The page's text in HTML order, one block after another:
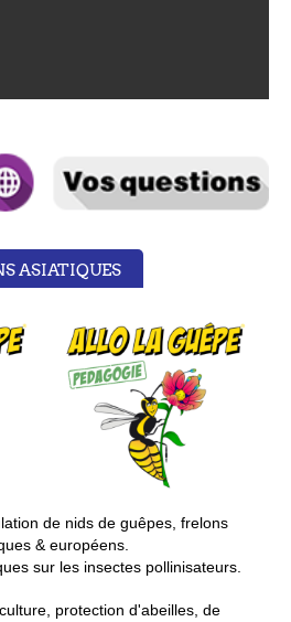
ASIATIQUES
de nids de guêpes, frelons
& européens.
sur les insectes pollinisateurs.
protection d'abeilles, de